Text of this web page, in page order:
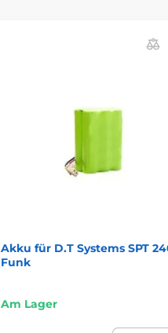
Akku für D.T Systems SPT
Funk
Am Lager